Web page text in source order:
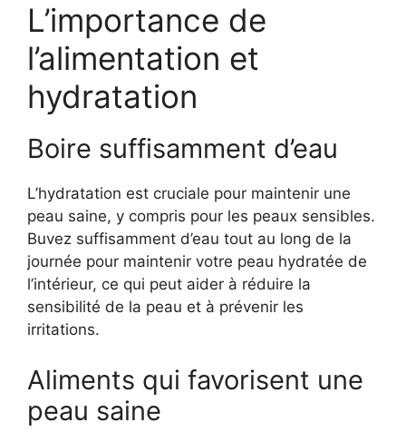
L’importance de
l’alimentation et
hydratation
Boire suffisamment d’eau
L’hydratation est cruciale pour maintenir une
peau saine, y compris pour les peaux sensibles.
Buvez suffisamment d’eau tout au long de la
journée pour maintenir votre peau hydratée de
l’intérieur, ce qui peut aider à réduire la
sensibilité de la peau et à prévenir les
irritations.
Aliments qui favorisent une
peau saine